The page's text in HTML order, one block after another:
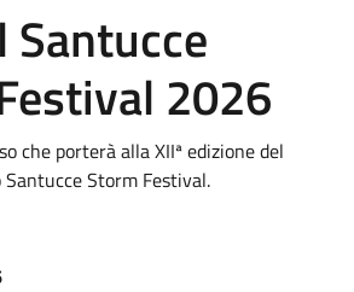
Santucce
2026
che porterà alla XIIª edizione del
Storm Festival.